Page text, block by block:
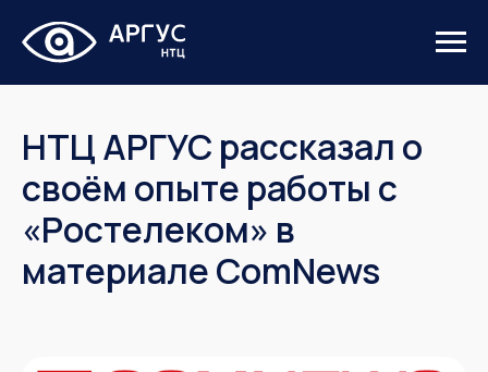
НТЦ АРГУС рассказал о
своём опыте работы с
«Ростелеком» в
материале ComNews